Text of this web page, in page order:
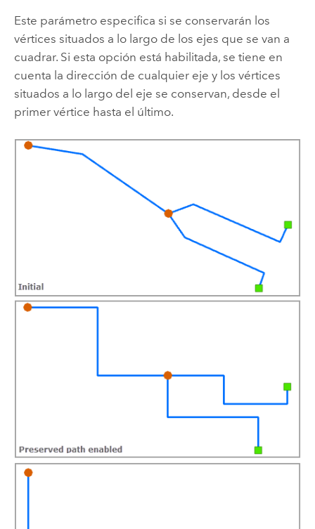
Este parámetro especifica si se conservarán los
vértices situados a lo largo de los ejes que se van a
cuadrar. Si esta opción está habilitada, se tiene en
cuenta la dirección de cualquier eje y los vértices
situados a lo largo del eje se conservan, desde el
primer vértice hasta el último.